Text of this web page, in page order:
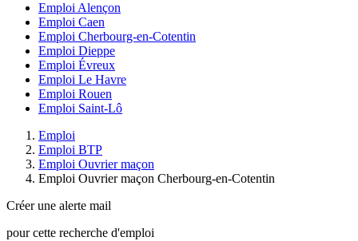
Emploi Alençon
Emploi Caen
Emploi Cherbourg-en-Cotentin
Emploi Dieppe
Emploi Évreux
Emploi Le Havre
Emploi Rouen
Emploi Saint-Lô
Emploi
Emploi BTP
Emploi Ouvrier maçon
Emploi Ouvrier maçon Cherbourg-en-Cotentin
Créer une alerte mail
pour cette recherche d'emploi